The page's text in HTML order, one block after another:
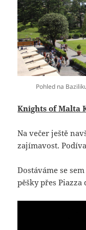
Pohled na
Knights of Malta
Na večer ještě
zajímavost.
Dostáváme se
pěšky přes